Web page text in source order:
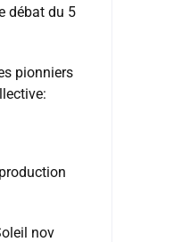
débat du 5
pionniers
nov